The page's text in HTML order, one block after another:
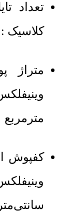
تعداد
کلاسیک : 24 عدد
وینیفلکس 2003
مترمربع